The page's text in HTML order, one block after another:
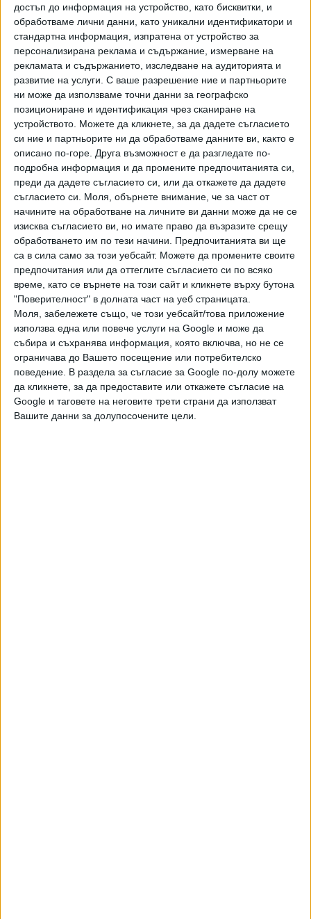
достъп до информация на устройство, като бисквитки, и
обработваме лични данни, като уникални идентификатори и
стандартна информация, изпратена от устройство за
персонализирана реклама и съдържание, измерване на
рекламата и съдържанието, изследване на аудиторията и
развитие на услуги. С ваше разрешение ние и партньорите
ни може да използваме точни данни за географско
позициониране и идентификация чрез сканиране на
устройството. Можете да кликнете, за да дадете съгласието
си ние и партньорите ни да обработваме данните ви, както е
описано по-горе. Друга възможност е да разгледате по-
подробна информация и да промените предпочитанията си,
преди да дадете съгласието си, или да откажете да дадете
съгласието си.
Моля, обърнете внимание, че за част от
начините на обработване на личните ви данни може да не се
изисква съгласието ви, но имате право да възразите срещу
обработването им по тези начини. Предпочитанията ви ще
са в сила само за този уебсайт. Можете да промените своите
предпочитания или да оттеглите съгласието си по всяко
време, като се върнете на този сайт и кликнете върху бутона
"Поверителност" в долната част на уеб страницата.
Моля, забележете също, че този уебсайт/това приложение
използва една или повече услуги на Google и може да
събира и съхранява информация, която включва, но не се
ограничава до Вашето посещение или потребителско
поведение. В раздела за съгласие за Google по-долу можете
да кликнете, за да предоставите или откажете съгласие на
Google и таговете на неговите трети страни да използват
Вашите данни за долупосочените цели.
автомобила под наем заради европредседателството и
при провеждане на срещата във формата "16+1"
(срещата на лидерите на страните от Централна и
Източна Европа и Китай, б.а.). През 2019 г. са ползвани
15 коли под наем заради посещението на папата. "При
такива случаи има заплащане на наемна цена", обясняват
от службата, но не казват каква е тази цена и от кого са
наети колите. Веднага след това обаче в отговора става
дума за автомобили, които се ползват безвъзмездно "по
необходимост".
"Причината за ползването на чужди активи - автомобили,
въз основа на договор за временно безвъзмездно
ползване е необходимостта. Не сме изразходвали
финансови средства нито за закупуването на тези
активи, а дори и за тяхното застраховане", се казва в
отговора. От НСО допълват, че разходите им за тези
коли, били свързани само с текущото им поддържане.
НСО плащала и горивото. Колите от ДПС би трябвало да
влизат в тази графа. Така излиза, че бензинът на Доган и
Пеевски е за сметка на бюджета на НСО. От службата
подчертават, че финансовите им отчети са публични и
досега нямат констатирани нарушения. "Тези
автомобили, за които се отнася зададеният въпрос, се
използват за оперативната дейност на службата и се
включват и допринасят за подобряване на нивото на